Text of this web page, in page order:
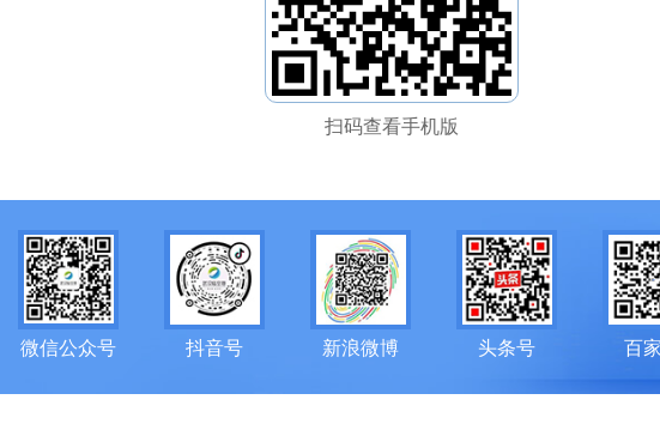
扫码查看手机版
微信公众号 抖音号 新浪微博 头条号 百